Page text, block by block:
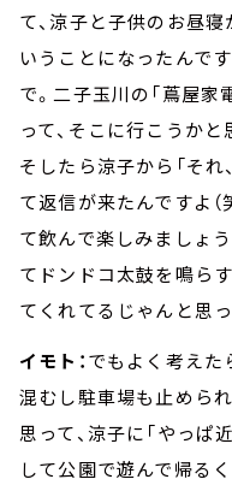
て、涼子と子供のお昼
いうことになったんで
で。二子玉川の「蔦屋
って、そこに行こうか
そしたら涼子から「それ
て返信が来たんですよ（
て飲んで楽しみましょう
てドンドコ太鼓を鳴ら
てくれてるじゃんと思っ
イモト：でもよく考えた
混むし駐車場も止めら
思って、涼子に「やっ
して公園で遊んで帰る